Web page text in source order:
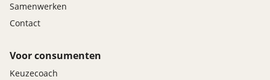
Samenwerken
Contact
Voor consumenten
Keuzecoach